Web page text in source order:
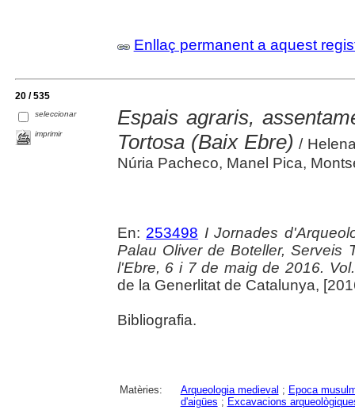
Enllaç permanent a aquest
20 / 535
seleccionar
imprimir
Espais agraris,
Tortosa (Baix Ebre) /
Núria Pacheco, Manel Pica,
En: 253498 I Jornades
Palau Oliver de Boteller, Serveis
l'Ebre, 6 i 7 de maig de 2016.
de la Generlitat de Catalunya,
Bibliografia.
Matèries: Arqueologia medieval ; Epoca
d'aigües ; Excavacions